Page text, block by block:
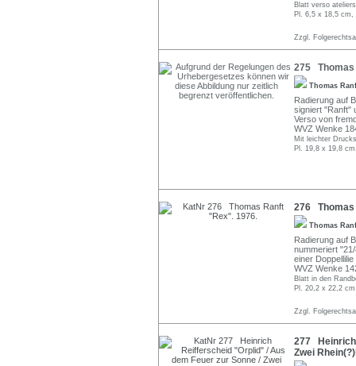
Blatt verso
Pl. 6,5 x 18,5
Zzgl.
275 Thomas
Thomas
Radierung auf
signiert "Ranft"
Verso von
WVZ Wenke
Mit leichter
Pl. 19,8 x 19,8
276 Thomas
Thomas
Radierung auf
nummeriert
einer
WVZ Wenke
Blatt in den
Pl. 20,2 x 22,2
Zzgl.
277 Heinrich
Zwei